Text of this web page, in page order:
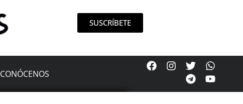
SUSCRÍBETE
CONÓCENOS